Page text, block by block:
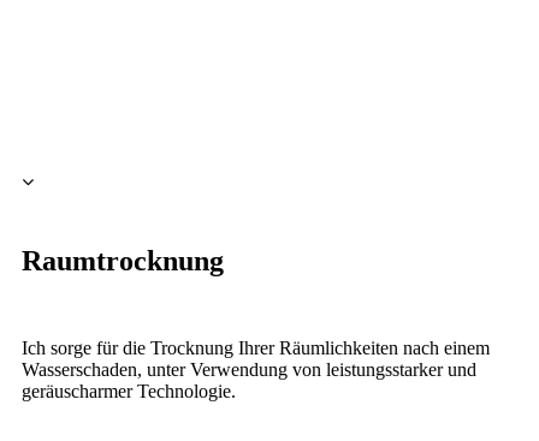
Raumtrocknung
Ich sorge für die Trocknung Ihrer Räumlichkeiten nach einem
Wasserschaden, unter Verwendung von leistungsstarker und
geräuscharmer Technologie.